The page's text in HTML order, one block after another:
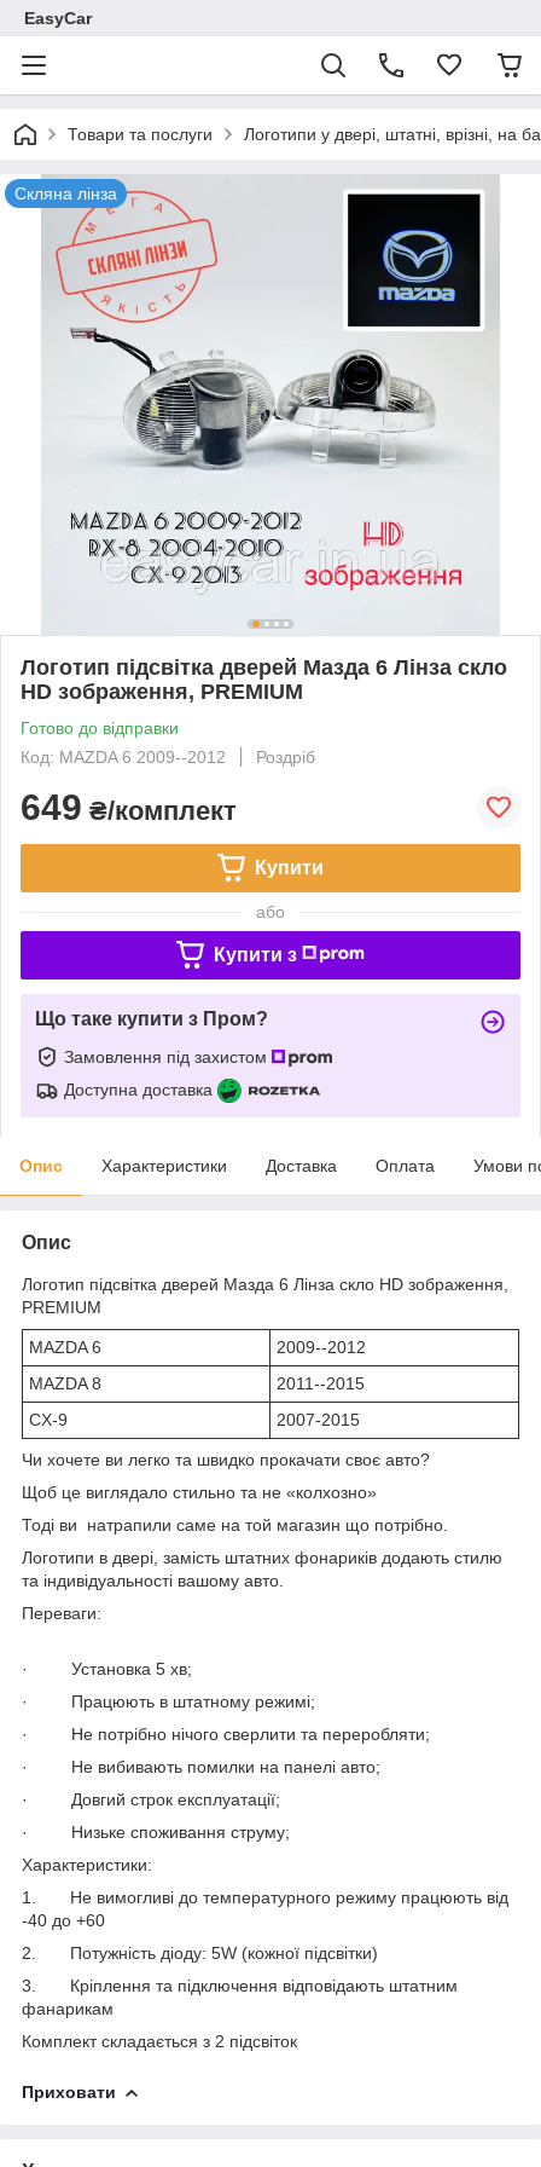
EasyCar
Товари та послуги Логотипи у двері, штатні, врізні, на
Скляна лінза
Логотип підсвітка дверей Мазда 6 Лінза скло
HD зображення, PREMIUM
Готово до відправки
Код: MAZDA 6 2009--2012
Роздріб
649 ₴/комплект
Купити
або
Купити з
Що таке купити з Пром?
Замовлення під захистом
Доступна доставка
Опис Характеристики Доставка Оплата Умови
Опис
Логотип підсвітка дверей Мазда 6 Лінза скло HD зображення,
PREMIUM
MAZDA 6
2009--2012
MAZDA 8
2011--2015
CX-9
2007-2015
Чи хочете ви легко та швидко прокачати своє авто?
Щоб це виглядало стильно та не «колхозно»
Тоді ви натрапили саме на той магазин що потрібно.
Логотипи в двері, замість штатних фонариків додають стилю
та індивідуальності вашому авто.
Переваги:
· Установка 5 хв;
· Працюють в штатному режимі;
· Не потрібно нічого сверлити та переробляти;
· Не вибивають помилки на панелі авто;
· Довгий строк експлуатації;
· Низьке споживання струму;
Характеристики:
1. Не вимогливі до температурного режиму працюють від
-40 до +60
2. Потужність діоду: 5W (кожної підсвітки)
3. Кріплення та підключення відповідають штатним
фанарикам
Комплект складається з 2 підсвіток
Приховати